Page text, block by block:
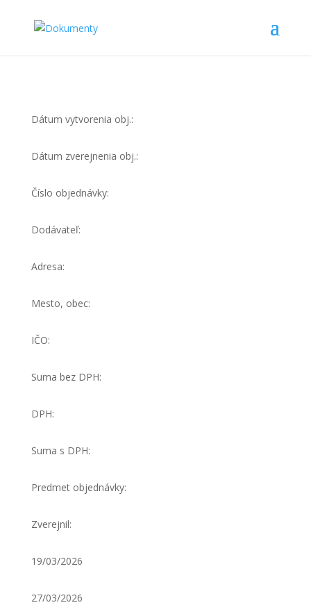
Dátum vytvorenia obj.:
Dátum zverejnenia obj.:
Číslo objednávky:
Dodávateľ:
Adresa:
Mesto, obec:
IČO:
Suma bez DPH:
DPH:
Suma s DPH:
Predmet objednávky:
Zverejnil:
19/03/2026
27/03/2026